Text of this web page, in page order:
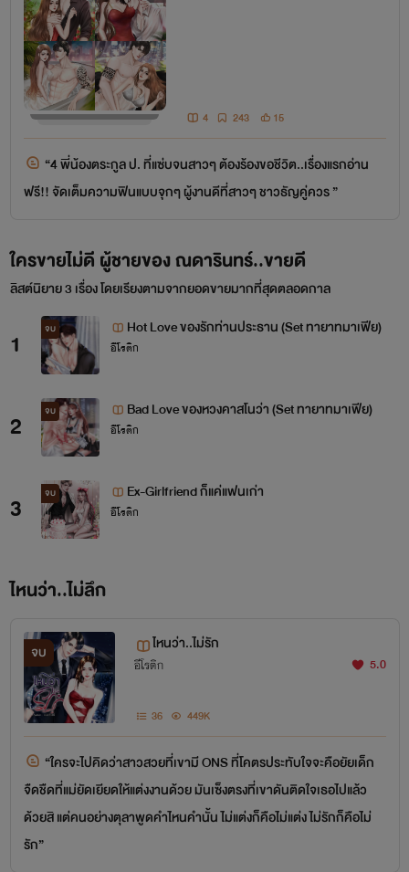
4 243 15
“4 พี่น้องตระกูล ป. ที่แซ่บจนสาวๆ ต้องร้องขอชีวิต..เรื่องแรกอ่าน
ฟรี!! จัดเต็มความฟินแบบจุกๆ ผู้งานดีที่สาวๆ ชาวธัญคู่ควร ”
ใครขายไม่ดี ผู้ชายของ ณดารินทร์..ขายดี
ลิสต์นิยาย 3 เรื่อง โดยเรียงตามจากยอดขายมากที่สุดตลอดกาล
1 จบ Hot Love ของรักท่านประธาน (Set ทายาทมาเฟีย)
อีโรติก
2 จบ Bad Love ของหวงคาสโนว่า (Set ทายาทมาเฟีย)
อีโรติก
3 จบ Ex-Girlfriend ก็แค่แฟนเก่า
อีโรติก
ไหนว่า..ไม่ลึก
จบ ไหนว่า..ไม่รัก
อีโรติก 5.0
36 449K
“ใครจะไปคิดว่าสาวสวยที่เขามี ONS ที่โคตรประทับใจจะคือยัยเด็ก
จืดชืดที่แม่ยัดเยียดให้แต่งงานด้วย มันเซ็งตรงที่เขาดันติดใจเธอไปแล้ว
ด้วยสิ แต่คนอย่างตุลาพูดคำไหนคำนั้น ไม่แต่งก็คือไม่แต่ง ไม่รักก็คือไม่
รัก”